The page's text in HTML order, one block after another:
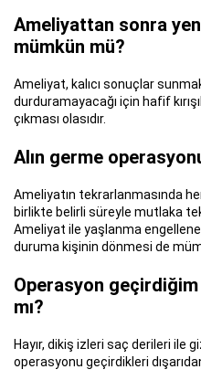
Ameliyattan sonra
mümkün mü?
Ameliyat, kalıcı sonuçlar
durduramayacağı için hafif
çıkması olasıdır.
Alın germe
Ameliyatın tekrarlanmasında
birlikte belirli süreyle mutlaka
Ameliyat ile yaşlanma
duruma kişinin dönmesi de
Operasyon geçirdiğim
mı?
Hayır, dikiş izleri saç derileri ile
operasyonu geçirdikleri